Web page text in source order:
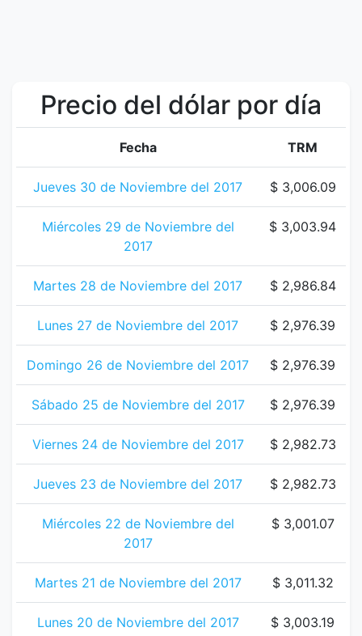
Precio del dólar por día
Fecha TRM
Jueves 30 de Noviembre del 2017 $ 3,006.09
Miércoles 29 de Noviembre del
2017
$ 3,003.94
Martes 28 de Noviembre del 2017 $ 2,986.84
Lunes 27 de Noviembre del 2017 $ 2,976.39
Domingo 26 de Noviembre del 2017 $ 2,976.39
Sábado 25 de Noviembre del 2017 $ 2,976.39
Viernes 24 de Noviembre del 2017 $ 2,982.73
Jueves 23 de Noviembre del 2017 $ 2,982.73
Miércoles 22 de Noviembre del
2017
$ 3,001.07
Martes 21 de Noviembre del 2017 $ 3,011.32
Lunes 20 de Noviembre del 2017 $ 3,003.19